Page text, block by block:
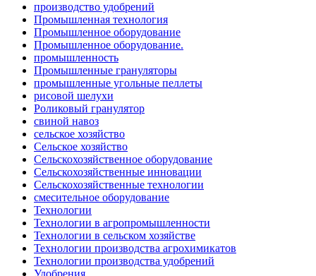
производство удобрений
Промышленная технология
Промышленное оборудование
Промышленное оборудование.
промышленность
Промышленные грануляторы
промышленные угольные пеллеты
рисовой шелухи
Роликовый гранулятор
свиной навоз
сельское хозяйство
Сельское хозяйство
Сельскохозяйственное оборудование
Сельскохозяйственные инновации
Сельскохозяйственные технологии
смесительное оборудование
Технологии
Технологии в агропромышленности
Технологии в сельском хозяйстве
Технологии производства агрохимикатов
Технологии производства удобрений